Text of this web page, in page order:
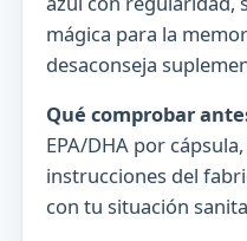
mágica para la
desaconseja
Qué comprobar
EPA/DHA por
instrucciones del
con tu situación